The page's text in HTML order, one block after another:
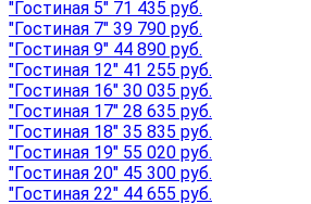
"Гостиная 5" 71 435 руб.
"Гостиная 7" 39 790 руб.
"Гостиная 9" 44 890 руб.
"Гостиная 12" 41 255 руб.
"Гостиная 16" 30 035 руб.
"Гостиная 17" 28 635 руб.
"Гостиная 18" 35 835 руб.
"Гостиная 19" 55 020 руб.
"Гостиная 20" 45 300 руб.
"Гостиная 22" 44 655 руб.